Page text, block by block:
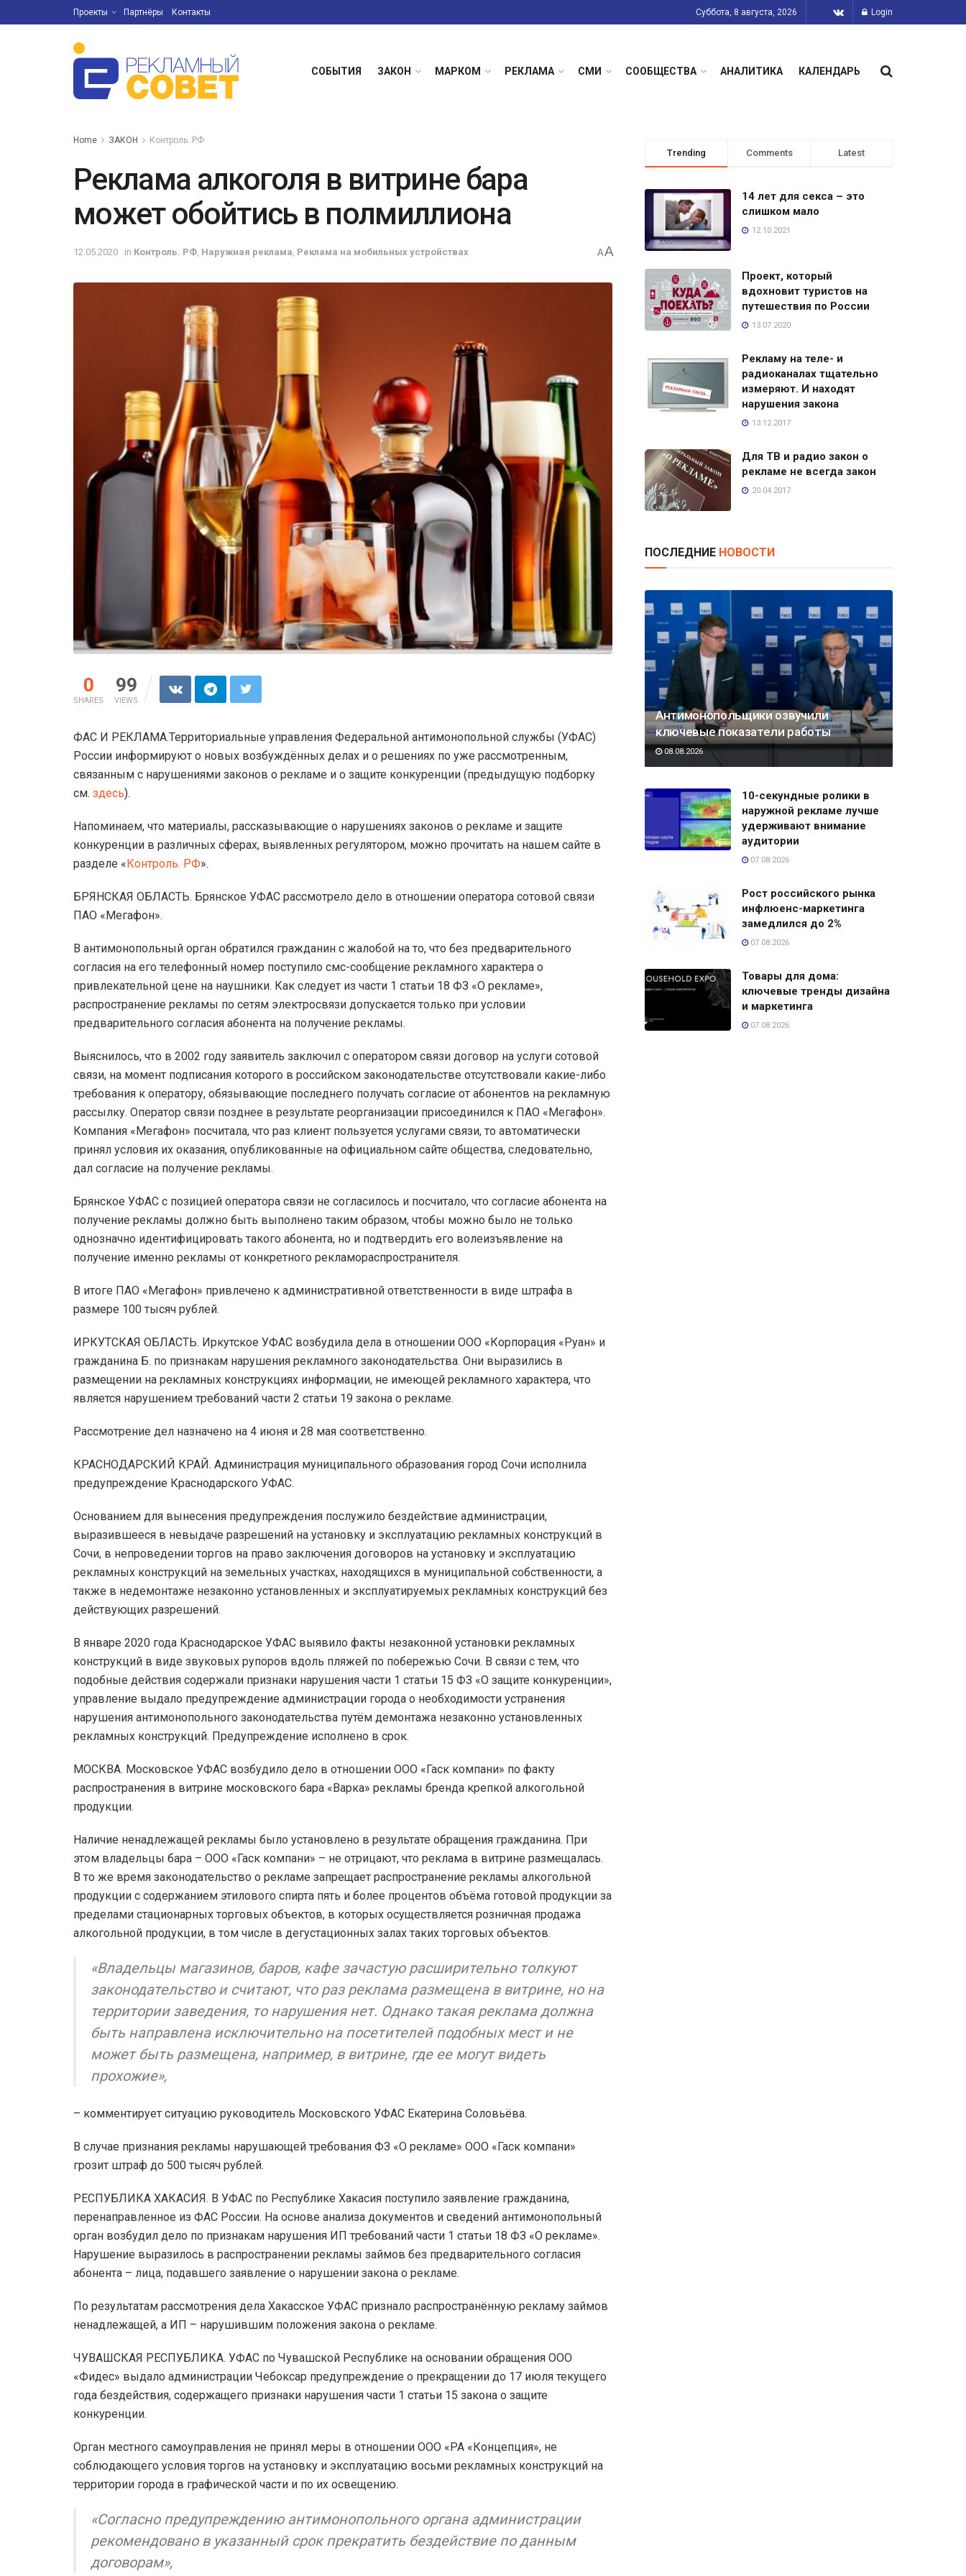
Проекты Партнёры Контакты Суббота, 8 августа, 2026 Login
СОБЫТИЯ ЗАКОН МАРКОМ РЕКЛАМА СМИ СООБЩЕСТВА АНАЛИТИКА КАЛЕНДАРЬ
Home ЗАКОН Контроль. РФ
Реклама алкоголя в витрине бара
может обойтись в полмиллиона
12.05.2020 in Контроль. РФ Наружная реклама Реклама на мобильных устройствах AA
0
SHARES
99
VIEWS
ФАС И РЕКЛАМА.Территориальные управления Федеральной антимонопольной службы (УФАС)
России информируют о новых возбуждённых делах и о решениях по уже рассмотренным,
связанным с нарушениями законов о рекламе и о защите конкуренции (предыдущую подборку
см. здесь).
Напоминаем, что материалы, рассказывающие о нарушениях законов о рекламе и защите
конкуренции в различных сферах, выявленных регулятором, можно прочитать на нашем сайте в
разделе «Контроль. РФ».
БРЯНСКАЯ ОБЛАСТЬ. Брянское УФАС рассмотрело дело в отношении оператора сотовой связи
ПАО «Мегафон».
В антимонопольный орган обратился гражданин с жалобой на то, что без предварительного
согласия на его телефонный номер поступило смс-сообщение рекламного характера о
привлекательной цене на наушники. Как следует из части 1 статьи 18 ФЗ «О рекламе»,
распространение рекламы по сетям электросвязи допускается только при условии
предварительного согласия абонента на получение рекламы.
Выяснилось, что в 2002 году заявитель заключил с оператором связи договор на услуги сотовой
связи, на момент подписания которого в российском законодательстве отсутствовали какие-либо
требования к оператору, обязывающие последнего получать согласие от абонентов на рекламную
рассылку. Оператор связи позднее в результате реорганизации присоединился к ПАО «Мегафон».
Компания «Мегафон» посчитала, что раз клиент пользуется услугами связи, то автоматически
принял условия их оказания, опубликованные на официальном сайте общества, следовательно,
дал согласие на получение рекламы.
Брянское УФАС с позицией оператора связи не согласилось и посчитало, что согласие абонента на
получение рекламы должно быть выполнено таким образом, чтобы можно было не только
однозначно идентифицировать такого абонента, но и подтвердить его волеизъявление на
получение именно рекламы от конкретного рекламораспространителя.
В итоге ПАО «Мегафон» привлечено к административной ответственности в виде штрафа в
размере 100 тысяч рублей.
ИРКУТСКАЯ ОБЛАСТЬ. Иркутское УФАС возбудила дела в отношении ООО «Корпорация «Руан» и
гражданина Б. по признакам нарушения рекламного законодательства. Они выразились в
размещении на рекламных конструкциях информации, не имеющей рекламного характера, что
является нарушением требований части 2 статьи 19 закона о рекламе.
Рассмотрение дел назначено на 4 июня и 28 мая соответственно.
КРАСНОДАРСКИЙ КРАЙ. Администрация муниципального образования город Сочи исполнила
предупреждение Краснодарского УФАС.
Основанием для вынесения предупреждения послужило бездействие администрации,
выразившееся в невыдаче разрешений на установку и эксплуатацию рекламных конструкций в
Сочи, в непроведении торгов на право заключения договоров на установку и эксплуатацию
рекламных конструкций на земельных участках, находящихся в муниципальной собственности, а
также в недемонтаже незаконно установленных и эксплуатируемых рекламных конструкций без
действующих разрешений.
В январе 2020 года Краснодарское УФАС выявило факты незаконной установки рекламных
конструкций в виде звуковых рупоров вдоль пляжей по побережью Сочи. В связи с тем, что
подобные действия содержали признаки нарушения части 1 статьи 15 ФЗ «О защите конкуренции»,
управление выдало предупреждение администрации города о необходимости устранения
нарушения антимонопольного законодательства путём демонтажа незаконно установленных
рекламных конструкций. Предупреждение исполнено в срок.
МОСКВА. Московское УФАС возбудило дело в отношении ООО «Гаск компани» по факту
распространения в витрине московского бара «Варка» рекламы бренда крепкой алкогольной
продукции.
Наличие ненадлежащей рекламы было установлено в результате обращения гражданина. При
этом владельцы бара – ООО «Гаск компани» – не отрицают, что реклама в витрине размещалась.
В то же время законодательство о рекламе запрещает распространение рекламы алкогольной
продукции с содержанием этилового спирта пять и более процентов объёма готовой продукции за
пределами стационарных торговых объектов, в которых осуществляется розничная продажа
алкогольной продукции, в том числе в дегустационных залах таких торговых объектов.
«Владельцы магазинов, баров, кафе зачастую расширительно толкуют
законодательство и считают, что раз реклама размещена в витрине, но на
территории заведения, то нарушения нет. Однако такая реклама должна
быть направлена исключительно на посетителей подобных мест и не
может быть размещена, например, в витрине, где ее могут видеть
прохожие»,
– комментирует ситуацию руководитель Московского УФАС Екатерина Соловьёва.
В случае признания рекламы нарушающей требования ФЗ «О рекламе» ООО «Гаск компани»
грозит штраф до 500 тысяч рублей.
РЕСПУБЛИКА ХАКАСИЯ. В УФАС по Республике Хакасия поступило заявление гражданина,
перенаправленное из ФАС России. На основе анализа документов и сведений антимонопольный
орган возбудил дело по признакам нарушения ИП требований части 1 статьи 18 ФЗ «О рекламе».
Нарушение выразилось в распространении рекламы займов без предварительного согласия
абонента – лица, подавшего заявление о нарушении закона о рекламе.
По результатам рассмотрения дела Хакасское УФАС признало распространённую рекламу займов
ненадлежащей, а ИП – нарушившим положения закона о рекламе.
ЧУВАШСКАЯ РЕСПУБЛИКА. УФАС по Чувашской Республике на основании обращения ООО
«Фидес» выдало администрации Чебоксар предупреждение о прекращении до 17 июля текущего
года бездействия, содержащего признаки нарушения части 1 статьи 15 закона о защите
конкуренции.
Орган местного самоуправления не принял меры в отношении ООО «РА «Концепция», не
соблюдающего условия торгов на установку и эксплуатацию восьми рекламных конструкций на
территории города в графической части и по их освещению.
«Согласно предупреждению антимонопольного органа администрации
рекомендовано в указанный срок прекратить бездействие по данным
договорам»,
Trending Comments Latest
14 лет для секса – это
слишком мало
12.10.2021
Проект, который
вдохновит туристов на
путешествия по России
13.07.2020
Рекламу на теле- и
радиоканалах тщательно
измеряют. И находят
нарушения закона
13.12.2017
Для ТВ и радио закон о
рекламе не всегда закон
20.04.2017
ПОСЛЕДНИЕ НОВОСТИ
Антимонопольщики озвучили
ключевые показатели работы
08.08.2026
10-секундные ролики в
наружной рекламе лучше
удерживают внимание
аудитории
07.08.2026
Рост российского рынка
инфлюенс-маркетинга
замедлился до 2%
07.08.2026
Товары для дома:
ключевые тренды дизайна
и маркетинга
07.08.2026